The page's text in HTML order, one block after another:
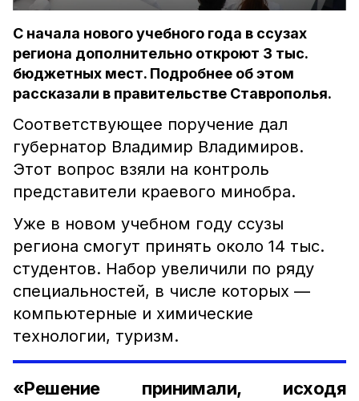
С начала нового учебного года в ссузах
региона дополнительно откроют 3 тыс.
бюджетных мест. Подробнее об этом
рассказали в правительстве Ставрополья.
Соответствующее поручение дал
губернатор Владимир Владимиров.
Этот вопрос взяли на контроль
представители краевого минобра.
Уже в новом учебном году ссузы
региона смогут принять около 14 тыс.
студентов. Набор увеличили по ряду
специальностей, в числе которых —
компьютерные и химические
технологии, туризм.
«Решение принимали, исходя